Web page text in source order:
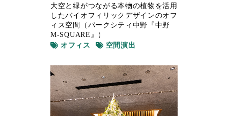
大空と緑がつながる本物の植物を活用
したバイオフィリックデザインのオフ
ィス空間（パークシティ中野『中野
M-SQUARE』）
オフィス
空間演出